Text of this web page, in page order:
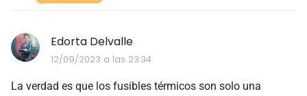
Edorta Delvalle
12/09/2023 a las 23:34
La verdad es que los fusibles térmicos son solo una